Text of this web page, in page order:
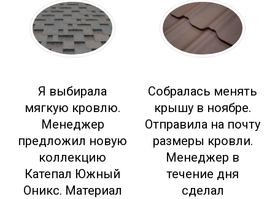
Я выбирала
мягкую кровлю.
Менеджер
предложил новую
коллекцию
Катепал Южный
Оникс. Материал
Собралась менять
крышу в ноябре.
Отправила на почту
размеры кровли.
Менеджер в
течение дня
сделал